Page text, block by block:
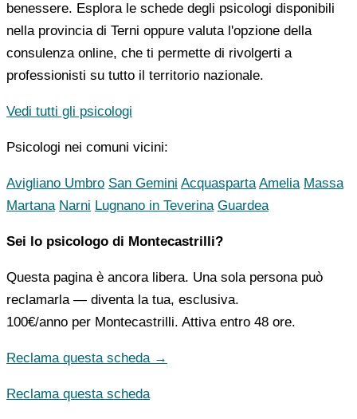
benessere. Esplora le schede degli psicologi disponibili
nella provincia di Terni oppure valuta l'opzione della
consulenza online, che ti permette di rivolgerti a
professionisti su tutto il territorio nazionale.
Vedi tutti gli psicologi
Psicologi nei comuni vicini:
Avigliano Umbro San Gemini Acquasparta Amelia Massa
Martana Narni Lugnano in Teverina Guardea
Sei lo psicologo di Montecastrilli?
Questa pagina è ancora libera. Una sola persona può
reclamarla — diventa la tua, esclusiva.
100€/anno per Montecastrilli. Attiva entro 48 ore.
Reclama questa scheda →
Reclama questa scheda